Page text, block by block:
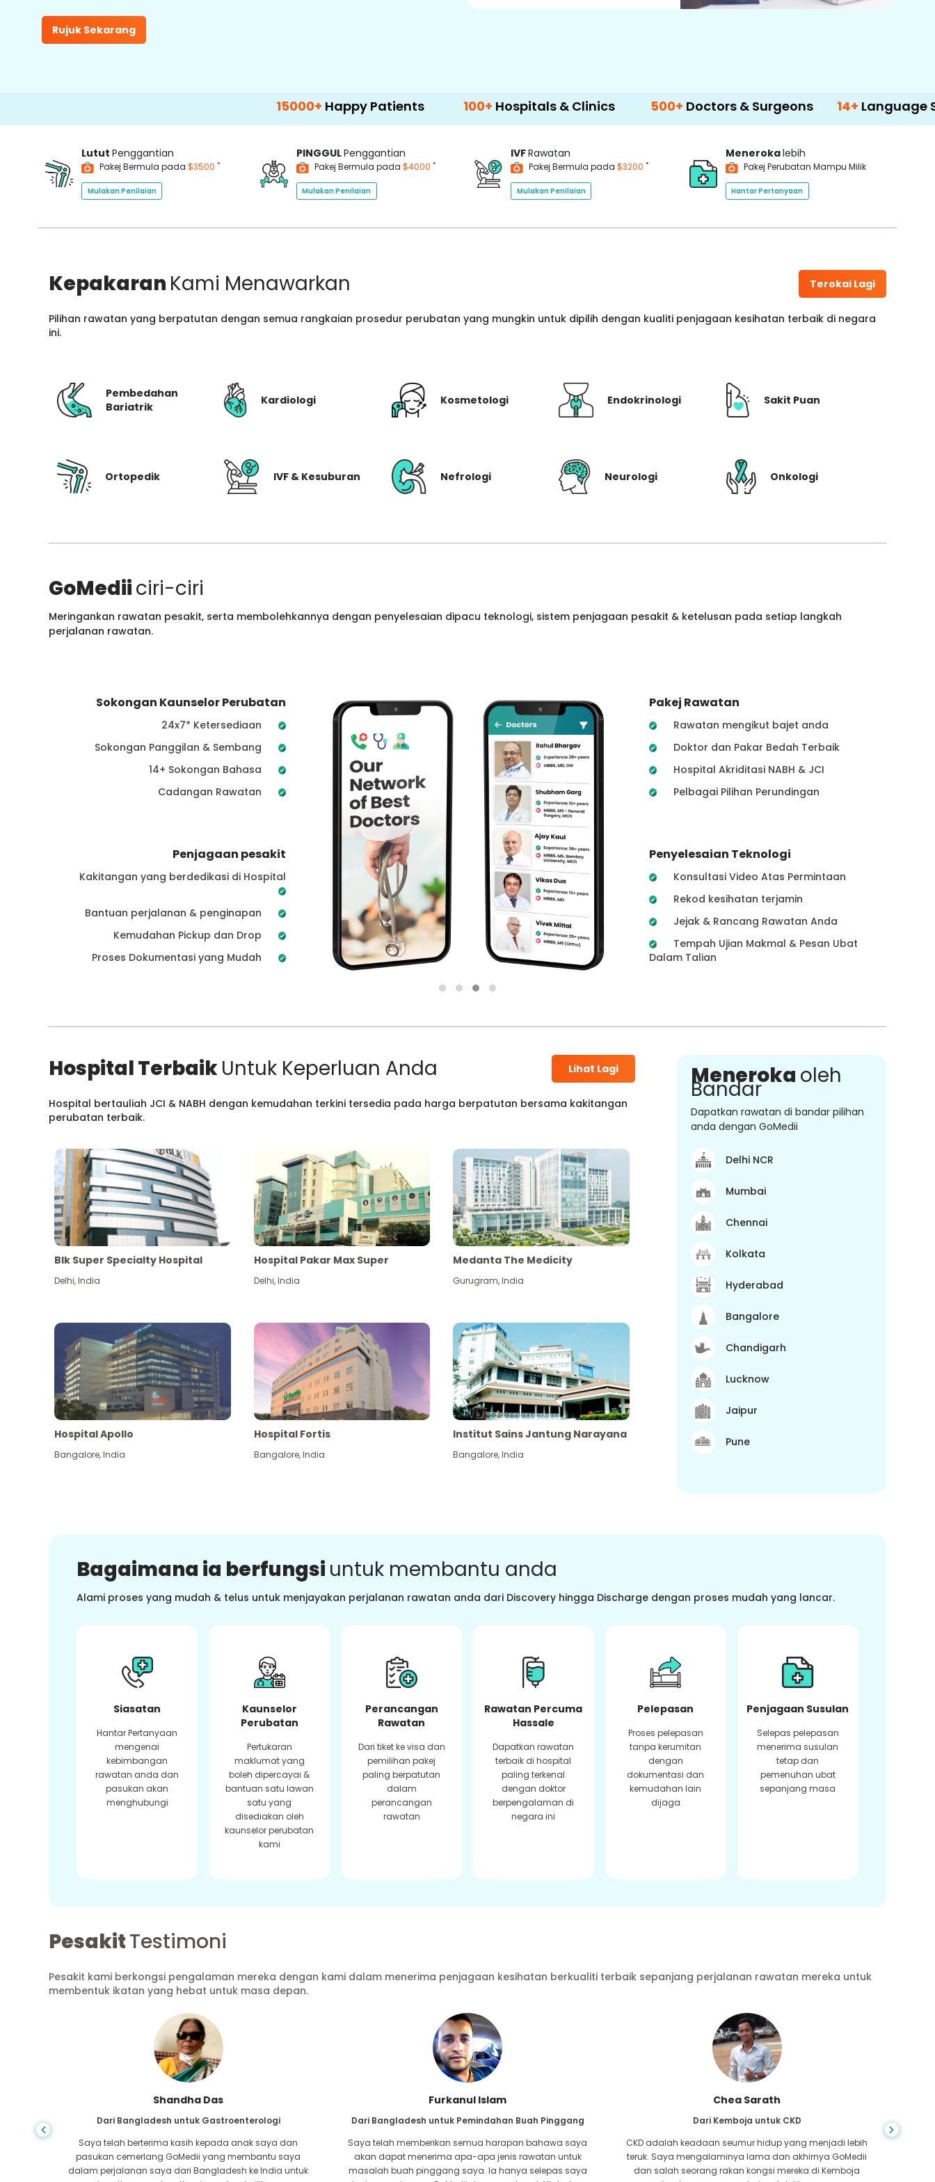
Rujuk Sekarang
Happy Patients 100+ Hospitals & Clinics 500+ Doctors & Surgeons 14+Language Support
Lutut Penggantian
Pakej Bermula pada $3500 *
Mulakan Penilaian
PINGGULPenggantian
Pakej Bermula pada $4000 *
Mulakan Penilaian
IVFRawatan
Pakej Bermula pada $3200 *
Mulakan Penilaian
Menerokalebih
Pakej Perubatan Mampu Milik
Hantar Pertanyaan
Kepakaran Kami Menawarkan Terokai Lagi
Pilihan rawatan yang berpatutan dengan semua rangkaian prosedur perubatan yang mungkin untuk dipilih dengan kualiti penjagaan kesihatan terbaik di negara
ini.
Pembedahan
Bariatrik
Kardiologi Kosmetologi Endokrinologi Sakit Puan
Ortopedik IVF & Kesuburan Nefrologi Neurologi Onkologi
GoMediiciri-ciri
Meringankan rawatan pesakit, serta membolehkannya dengan penyelesaian dipacu teknologi, sistem penjagaan pesakit & ketelusan pada setiap langkah
perjalanan rawatan.
Sokongan Kaunselor Perubatan
24x7* Ketersediaan
Sokongan Panggilan & Sembang
14+ Sokongan Bahasa
Cadangan Rawatan
Penjagaan pesakit
Kakitangan yang berdedikasi di Hospital
Bantuan perjalanan & penginapan
Kemudahan Pickup dan Drop
Proses Dokumentasi yang Mudah
Pakej Rawatan
Rawatan mengikut bajet anda
Doktor dan Pakar Bedah Terbaik
Hospital Akriditasi NABH & JCI
Pelbagai Pilihan Perundingan
Penyelesaian Teknologi
Konsultasi Video Atas Permintaan
Rekod kesihatan terjamin
Jejak & Rancang Rawatan Anda
Tempah Ujian Makmal & Pesan Ubat
Dalam Talian
Hospital TerbaikUntuk Keperluan Anda Lihat Lagi
Hospital bertauliah JCI & NABH dengan kemudahan terkini tersedia pada harga berpatutan bersama kakitangan
perubatan terbaik.
Blk Super Specialty Hospital
Delhi,India
Hospital Pakar Max Super
Delhi,India
Medanta The Medicity
Gurugram,India
Hospital Apollo
Bangalore,India
Hospital Fortis
Bangalore,India
Institut Sains Jantung Narayana
Bangalore,India
Meneroka oleh
Bandar
Dapatkan rawatan di bandar pilihan
anda dengan GoMedii
Delhi NCR
Mumbai
Chennai
Kolkata
Hyderabad
Bangalore
Chandigarh
Lucknow
Jaipur
Pune
Bagaimana ia berfungsi untuk membantu anda
Alami proses yang mudah & telus untuk menjayakan perjalanan rawatan anda dari Discovery hingga Discharge dengan proses mudah yang lancar.
Siasatan
Hantar Pertanyaan
mengenai
kebimbangan
rawatan anda dan
pasukan akan
menghubungi
Kaunselor
Perubatan
Pertukaran
maklumat yang
boleh dipercayai &
bantuan satu lawan
satu yang
disediakan oleh
kaunselor perubatan
kami
Perancangan
Rawatan
Dari tiket ke visa dan
pemilihan pakej
paling berpatutan
dalam
perancangan
rawatan
Rawatan Percuma
Hassale
Dapatkan rawatan
terbaik di hospital
paling terkenal
dengan doktor
berpengalaman di
negara ini
Pelepasan
Proses pelepasan
tanpa kerumitan
dengan
dokumentasi dan
kemudahan lain
dijaga
Penjagaan Susulan
Selepas pelepasan
menerima susulan
tetap dan
pemenuhan ubat
sepanjang masa
PesakitTestimoni
Pesakit kami berkongsi pengalaman mereka dengan kami dalam menerima penjagaan kesihatan berkualiti terbaik sepanjang perjalanan rawatan mereka untuk
membentuk ikatan yang hebat untuk masa depan.
Shandha Das
Dari Bangladesh untuk Gastroenterologi
Saya telah berterima kasih kepada anak saya dan
pasukan cemerlang GoMedii yang membantu saya
dalam perjalanan saya dari Bangladesh ke India untuk
Furkanul Islam
Dari Bangladesh untuk Pemindahan Buah Pinggang
Saya telah memberikan semua harapan bahawa saya
akan dapat menerima apa-apa jenis rawatan untuk
masalah buah pinggang saya. Ia hanya selepas saya
Chea Sarath
Dari Kemboja untuk CKD
CKD adalah keadaan seumur hidup yang menjadi lebih
teruk. Saya mengalaminya lama dan akhirnya GoMedii
dan salah seorang rakan kongsi mereka di Kemboja